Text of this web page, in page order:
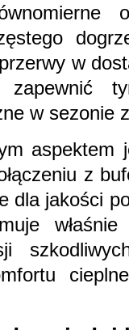
w
zapewnić
w sezonie
aspektem
z
dla jakości